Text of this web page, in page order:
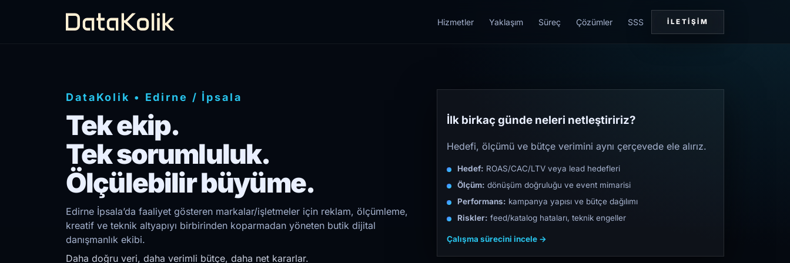
Hizmetler Yaklaşım Süreç Çözümler SSS İLETIŞIM
DataKolik • Edirne / İpsala
Tek ekip.
Tek sorumluluk.
Ölçülebilir büyüme.
Edirne İpsala’da faaliyet gösteren markalar/işletmeler için reklam, ölçümleme,
kreatif ve teknik altyapıyı birbirinden koparmadan yöneten butik dijital
danışmanlık ekibi.
Daha doğru veri, daha verimli bütçe, daha net kararlar.
İlk birkaç günde neleri netleştiririz?
Hedefi, ölçümü ve bütçe verimini aynı çerçevede ele alırız.
Hedef: ROAS/CAC/LTV veya lead hedefleri
Ölçüm: dönüşüm doğruluğu ve event mimarisi
Performans: kampanya yapısı ve bütçe dağılımı
Riskler: feed/katalog hataları, teknik engeller
Çalışma sürecini incele →